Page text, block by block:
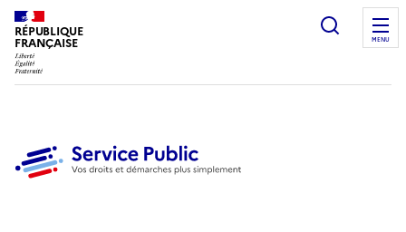
RÉPUBLIQUE
FRANÇAISE
Ouvrir
MENU